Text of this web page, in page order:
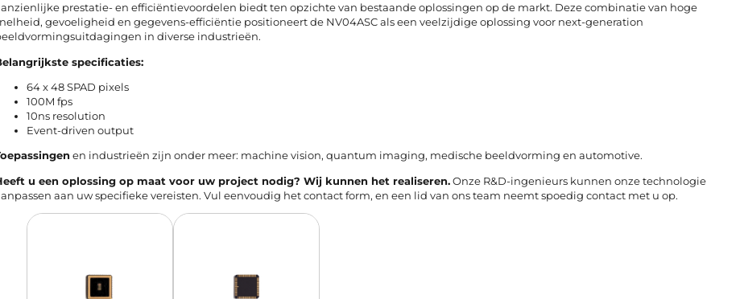
prestatie- en efficiëntievoordelen biedt ten opzichte van bestaande oplossingen op de markt. Deze combinatie van hoge
gevoeligheid en gegevens-efficiëntie positioneert de NV04ASC als een veelzijdige oplossing voor next-generation
in diverse industrieën.
specificaties:
64 x 48 SPAD pixels
100M fps
10ns resolution
Event-driven output
en industrieën zijn onder meer: machine vision, quantum imaging, medische beeldvorming en automotive.
u een oplossing op maat voor uw project nodig? Wij kunnen het realiseren.Onze R&D-ingenieurs kunnen onze technologie
aan uw specifieke vereisten. Vul eenvoudig hetcontact form, en een lid van ons team neemt spoedig contact met u op.